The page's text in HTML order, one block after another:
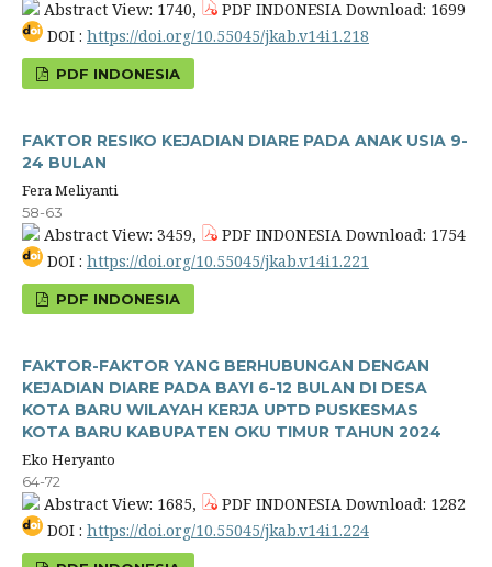
Abstract View: 1740,
PDF INDONESIA Download: 1699
DOI : https://doi.org/10.55045/jkab.v14i1.218
PDF INDONESIA
FAKTOR RESIKO KEJADIAN DIARE PADA ANAK USIA 9-
24 BULAN
Fera Meliyanti
58-63
Abstract View: 3459,
PDF INDONESIA Download: 1754
DOI : https://doi.org/10.55045/jkab.v14i1.221
PDF INDONESIA
FAKTOR-FAKTOR YANG BERHUBUNGAN DENGAN
KEJADIAN DIARE PADA BAYI 6-12 BULAN DI DESA
KOTA BARU WILAYAH KERJA UPTD PUSKESMAS
KOTA BARU KABUPATEN OKU TIMUR TAHUN 2024
Eko Heryanto
64-72
Abstract View: 1685,
PDF INDONESIA Download: 1282
DOI : https://doi.org/10.55045/jkab.v14i1.224